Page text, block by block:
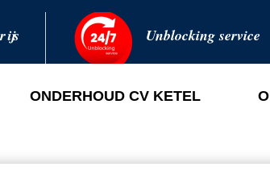
Unblocking service
ONDERHOUD CV KETEL